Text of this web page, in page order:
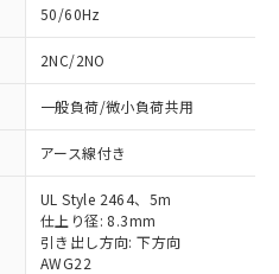
50/60Hz
2NC/2NO
一般負荷/微小負荷共用
アース線付き
UL Style 2464、5m
仕上り径: 8.3mm
引き出し方向: 下方向
AWG22